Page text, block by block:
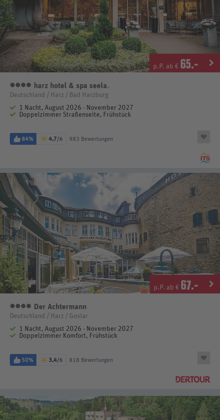
p.P. ab € 65.-
4 Sterne
harz hotel & spa seela.
Deutschland / Harz / Bad Harzburg
1 Nacht, August 2026 - November 2027
Doppelzimmer Straßenseite, Frühstück
84% 4,7/6 983 Bewertungen
p.P. ab € 67.-
4 Sterne
Der Achtermann
Deutschland / Harz / Goslar
1 Nacht, August 2026 - November 2027
Doppelzimmer Komfort, Frühstück
50% 3,4/6 818 Bewertungen